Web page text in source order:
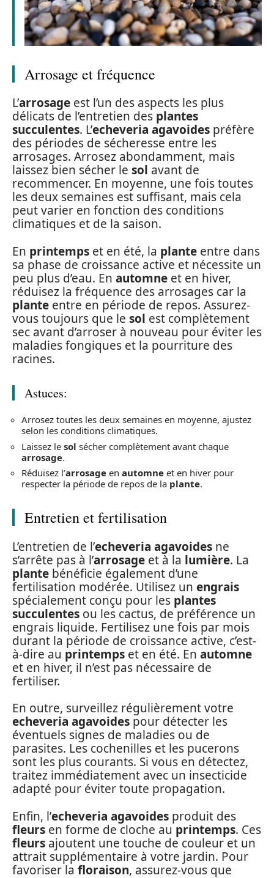
Arrosage et fréquence
L’arrosage est l’un des aspects les plus
délicats de l’entretien des plantes
succulentes. L’echeveria agavoides préfère
des périodes de sécheresse entre les
arrosages. Arrosez abondamment, mais
laissez bien sécher le sol avant de
recommencer. En moyenne, une fois toutes
les deux semaines est suffisant, mais cela
peut varier en fonction des conditions
climatiques et de la saison.
En printemps et en été, la plante entre dans
sa phase de croissance active et nécessite un
peu plus d’eau. En automne et en hiver,
réduisez la fréquence des arrosages car la
plante entre en période de repos. Assurez-
vous toujours que le sol est complètement
sec avant d’arroser à nouveau pour éviter les
maladies fongiques et la pourriture des
racines.
Astuces:
Arrosez toutes les deux semaines en moyenne, ajustez
selon les conditions climatiques.
Laissez le sol sécher complètement avant chaque
arrosage.
Réduisez l’arrosage en automne et en hiver pour
respecter la période de repos de la plante.
Entretien et fertilisation
L’entretien de l’echeveria agavoides ne
s’arrête pas à l’arrosage et à la lumière. La
plante bénéficie également d’une
fertilisation modérée. Utilisez un engrais
spécialement conçu pour les plantes
succulentes ou les cactus, de préférence un
engrais liquide. Fertilisez une fois par mois
durant la période de croissance active, c’est-
à-dire au printemps et en été. En automne
et en hiver, il n’est pas nécessaire de
fertiliser.
En outre, surveillez régulièrement votre
echeveria agavoides pour détecter les
éventuels signes de maladies ou de
parasites. Les cochenilles et les pucerons
sont les plus courants. Si vous en détectez,
traitez immédiatement avec un insecticide
adapté pour éviter toute propagation.
Enfin, l’echeveria agavoides produit des
fleurs en forme de cloche au printemps. Ces
fleurs ajoutent une touche de couleur et un
attrait supplémentaire à votre jardin. Pour
favoriser la floraison, assurez-vous que